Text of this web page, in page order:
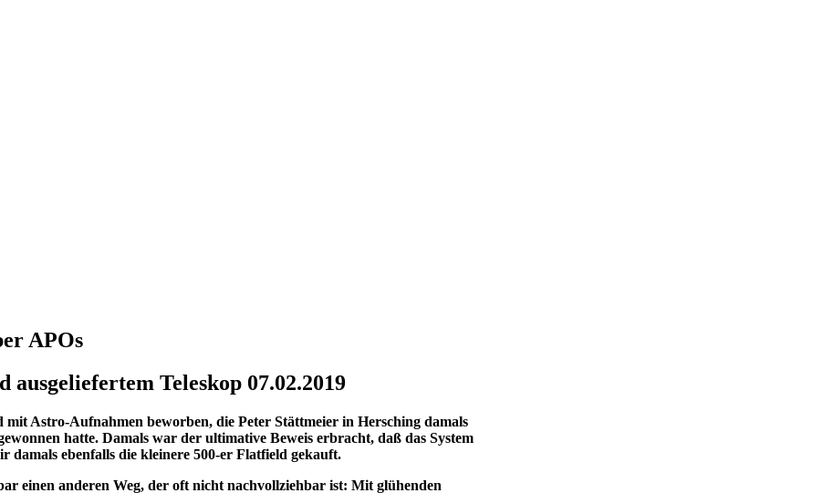
APOs
ausgeliefertem Teleskop 07.02.2019
Astro-Aufnahmen beworben, die Peter Stättmeier in Hersching damals
hatte. Damals war der ultimative Beweis erbracht, daß das System
ebenfalls die kleinere 500-er Flatfield gekauft.
einen anderen Weg, der oft nicht nachvollziehbar ist: Mit glühenden